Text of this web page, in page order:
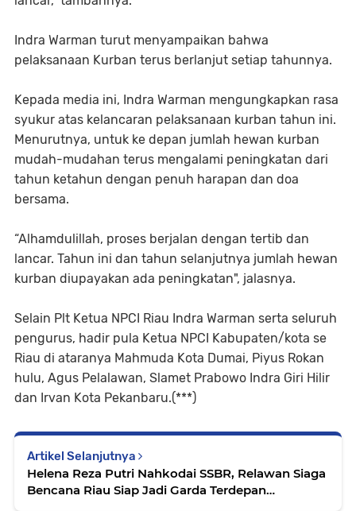
Indra Warman turut menyampaikan bahwa
pelaksanaan Kurban terus berlanjut setiap tahunnya.
Kepada media ini, Indra Warman mengungkapkan rasa
syukur atas kelancaran pelaksanaan kurban tahun ini.
Menurutnya, untuk ke depan jumlah hewan kurban
mudah-mudahan terus mengalami peningkatan dari
tahun ketahun dengan penuh harapan dan doa
bersama.
“Alhamdulillah, proses berjalan dengan tertib dan
lancar. Tahun ini dan tahun selanjutnya jumlah hewan
kurban diupayakan ada peningkatan", jalasnya.
Selain Plt Ketua NPCI Riau Indra Warman serta seluruh
pengurus, hadir pula Ketua NPCI Kabupaten/kota se
Riau di ataranya Mahmuda Kota Dumai, Piyus Rokan
hulu, Agus Pelalawan, Slamet Prabowo Indra Giri Hilir
dan Irvan Kota Pekanbaru.(***)
Artikel Selanjutnya
Helena Reza Putri Nahkodai SSBR, Relawan Siaga
Bencana Riau Siap Jadi Garda Terdepan